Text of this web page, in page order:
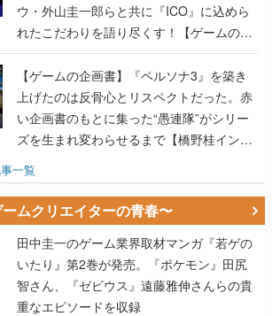
ウ・外山圭一郎らと共に『ICO』に込めら
れたこだわりを語り尽くす！【ゲームの企
画書】
【ゲームの企画書】『ペルソナ3』を築き
上げたのは反骨心とリスペクトだった。赤
い企画書のもとに集った“愚連隊”がシリー
ズを生まれ変わらせるまで【橋野桂インタ
一覧
ムクリエイターの青春〜
田中圭一のゲーム業界取材マンガ『若ゲの
いたり』第2巻が発売。『ポケモン』田尻
智さん、『ゼビウス』遠藤雅伸さんらの貴
重なエピソードを収録